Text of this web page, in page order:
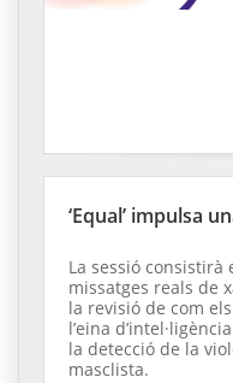
‘Equal’ impulsa
La sessió consistirà
missatges reals de
la revisió de com
l’eina
la detecció de la
masclista.